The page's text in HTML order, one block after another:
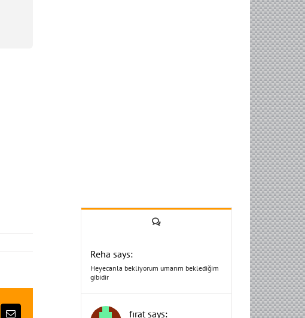
Yorum
Reha says:
Heyecanla bekliyorum umarım beklediğim
gibidir
fırat says: